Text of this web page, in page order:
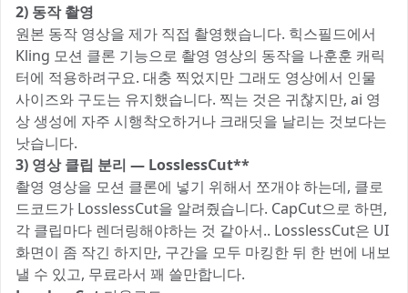
2) 동작 촬영
원본 동작 영상을 제가 직접 촬영했습니다. 힉스필드에서
Kling 모션 클론 기능으로 촬영 영상의 동작을 나훈훈 캐릭
터에 적용하려구요. 대충 찍었지만 그래도 영상에서 인물
사이즈와 구도는 유지했습니다. 찍는 것은 귀찮지만, ai 영
상 생성에 자주 시행착오하거나 크래딧을 날리는 것보다는
낫습니다.
3) 영상 클립 분리 — LosslessCut**
촬영 영상을 모션 클론에 넣기 위해서 쪼개야 하는데, 클로
드코드가 LosslessCut을 알려줬습니다. CapCut으로 하면,
각 클립마다 렌더링해야하는 것 같아서.. LosslessCut은 UI
화면이 좀 작긴 하지만, 구간을 모두 마킹한 뒤 한 번에 내보
낼 수 있고, 무료라서 꽤 쓸만합니다.